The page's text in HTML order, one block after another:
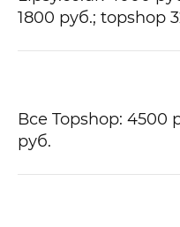
1800 руб.; topshop
Все Topshop: 4500
руб.